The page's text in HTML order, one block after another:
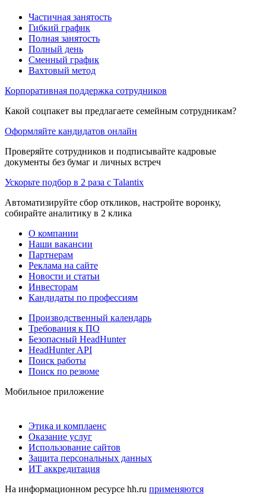
Частичная занятость
Гибкий график
Полная занятость
Полный день
Сменный график
Вахтовый метод
Корпоративная поддержка сотрудников
Какой соцпакет вы предлагаете семейным сотрудникам?
Оформляйте кандидатов онлайн
Проверяйте сотрудников и подписывайте кадровые
документы без бумаг и личных встреч
Ускорьте подбор в 2 раза с Talantix
Автоматизируйте сбор откликов, настройте воронку,
собирайте аналитику в 2 клика
О компании
Наши вакансии
Партнерам
Реклама на сайте
Новости и статьи
Инвесторам
Кандидаты по профессиям
Производственный календарь
Требования к ПО
Безопасный HeadHunter
HeadHunter API
Поиск работы
Поиск по резюме
Мобильное приложение
Этика и комплаенс
Оказание услуг
Использование сайтов
Защита персональных данных
ИТ аккредитация
На информационном ресурсе hh.ru применяются